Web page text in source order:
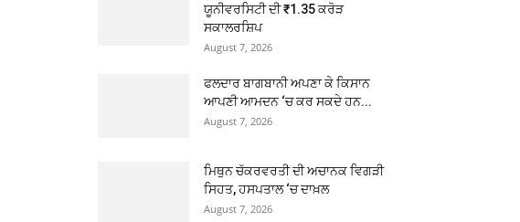
ਯੂਨੀਵਰਸਿਟੀ ਦੀ ₹1.35 ਕਰੋੜ
ਸਕਾਲਰਸ਼ਿਪ
August 7, 2026
ਫਲਦਾਰ ਬਾਗਬਾਨੀ ਅਪਣਾ ਕੇ ਕਿਸਾਨ
ਆਪਣੀ ਆਮਦਨ ‘ਚ ਕਰ ਸਕਦੇ ਹਨ...
August 7, 2026
ਮਿਥੁਨ ਚੱਕਰਵਰਤੀ ਦੀ ਅਚਾਨਕ ਵਿਗੜੀ
ਸਿਹਤ, ਹਸਪਤਾਲ ‘ਚ ਦਾਖ਼ਲ
August 7, 2026